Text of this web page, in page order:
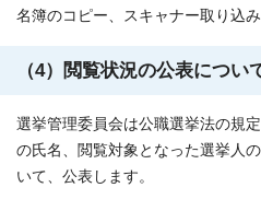
名簿のコピー、スキャナー取り込
（4）閲覧状況の公表につい
選挙管理委員会は公職選挙法の規
の氏名、閲覧対象となった選挙人
いて、公表します。